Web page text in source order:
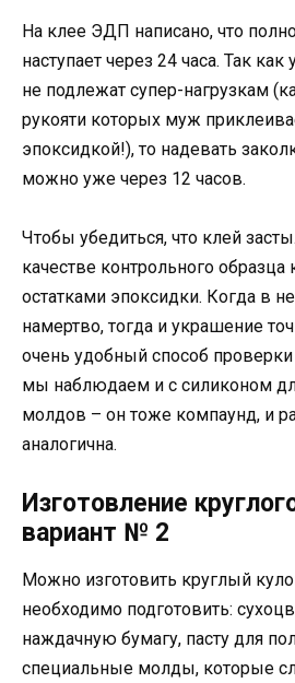
На клее ЭДП написано, что
наступает через 24 часа. Так
не подлежат супер-нагрузкам
рукояти которых муж
эпоксидкой!), то надевать
можно уже через 12 часов.
Чтобы убедиться, что клей
качестве контрольного
остатками эпоксидки. Когда в
намертво, тогда и украшение
очень удобный способ
мы наблюдаем и с силиконом
молдов – он тоже компаунд, и
аналогична.
Изготовление
вариант № 2
Можно изготовить круглый
необходимо подготовить:
наждачную бумагу, пасту для
специальные молды, которые